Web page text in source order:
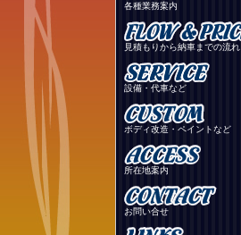
各種業務案内
見積もりから納車までの流れ
設備・代車など
ボディ改造・ペイントなど
所在地案内
お問い合せ